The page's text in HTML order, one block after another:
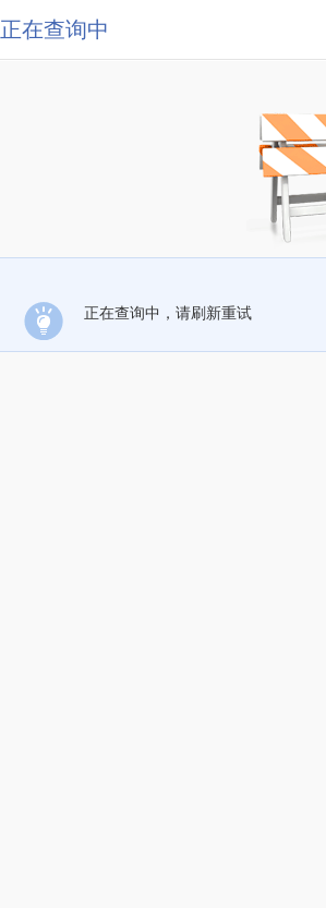
正在查询中
正在查询中，请刷新重试